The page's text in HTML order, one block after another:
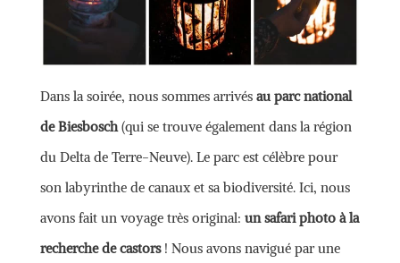
Dans la soirée, nous sommes arrivés au parc national
de Biesbosch(qui se trouve également dans la région
du Delta de Terre-Neuve). Le parc est célèbre pour
son labyrinthe de canaux et sa biodiversité. Ici, nous
avons fait un voyage très original: un safari photo à la
recherche de castors! Nous avons navigué par une